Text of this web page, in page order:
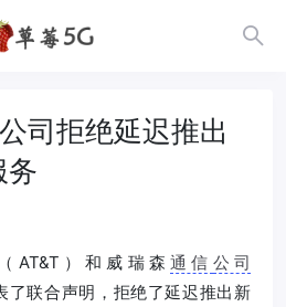
司拒绝延迟推出
务
（AT&T）和威瑞森通信 公司
了联合声明，拒绝了延迟推出新